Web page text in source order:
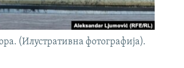
(Илустративна фотографија).